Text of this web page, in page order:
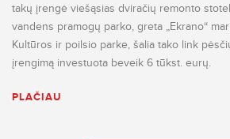
takų įrengė viešąsias dviračių remonto
vandens pramogų parko, greta „Ekrano“
Kultūros ir poilsio parke, šalia tako link
įrengimą investuota beveik 6 tūkst. eurų.
PLAČIAU